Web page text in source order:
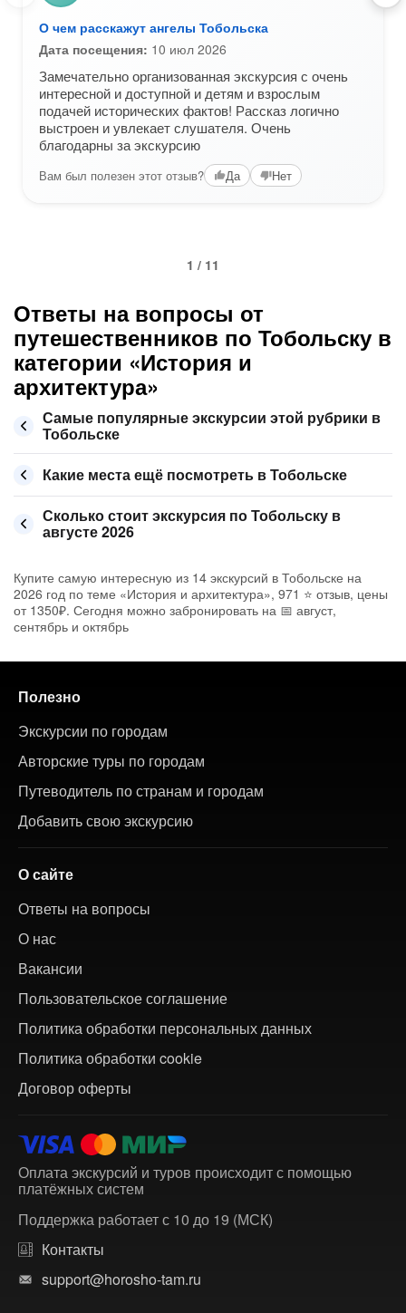
О чем расскажут ангелы Тобольска
Дата посещения: 10 июл 2026
Замечательно организованная экскурсия с очень
интересной и доступной и детям и взрослым
подачей исторических фактов! Рассказ логично
выстроен и увлекает слушателя. Очень
благодарны за экскурсию
Вам был полезен этот отзыв? Да Нет
1 / 11
Ответы на вопросы от
путешественников по Тобольску в
категории «История и
архитектура»
Самые популярные экскурсии этой рубрики в
Тобольске
Какие места ещё посмотреть в Тобольске
Сколько стоит экскурсия по Тобольску в
августе 2026
Купите самую интересную из 14 экскурсий в Тобольске на
2026 год по теме «История и архитектура», 971 ⭐ отзыв, цены
от 1350₽. Сегодня можно забронировать на 📅 август,
сентябрь и октябрь
Полезно
Экскурсии по городам
Авторские туры по городам
Путеводитель по странам и городам
Добавить свою экскурсию
О сайте
Ответы на вопросы
О нас
Вакансии
Пользовательское соглашение
Политика обработки персональных данных
Политика обработки cookie
Договор оферты
Оплата экскурсий и туров происходит с помощью
платёжных систем
Поддержка работает с 10 до 19 (МСК)
Контакты
support@horosho-tam.ru